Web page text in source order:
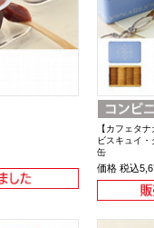
【カフェタナ
ビスキュイ
缶
価格 税込